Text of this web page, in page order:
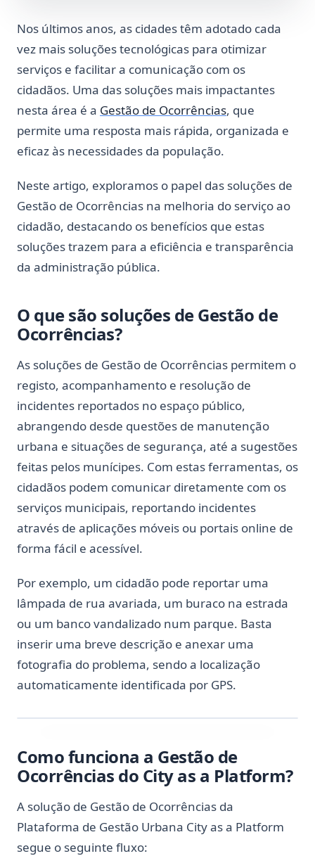
Nos últimos anos, as cidades têm adotado cada
vez mais soluções tecnológicas para otimizar
serviços e facilitar a comunicação com os
cidadãos. Uma das soluções mais impactantes
nesta área é a Gestão de Ocorrências, que
permite uma resposta mais rápida, organizada e
eficaz às necessidades da população.
Neste artigo, exploramos o papel das soluções de
Gestão de Ocorrências na melhoria do serviço ao
cidadão, destacando os benefícios que estas
soluções trazem para a eficiência e transparência
da administração pública.
O que são soluções de Gestão de
Ocorrências?
As soluções de Gestão de Ocorrências permitem o
registo, acompanhamento e resolução de
incidentes reportados no espaço público,
abrangendo desde questões de manutenção
urbana e situações de segurança, até a sugestões
feitas pelos munícipes. Com estas ferramentas, os
cidadãos podem comunicar diretamente com os
serviços municipais, reportando incidentes
através de aplicações móveis ou portais online de
forma fácil e acessível.
Por exemplo, um cidadão pode reportar uma
lâmpada de rua avariada, um buraco na estrada
ou um banco vandalizado num parque. Basta
inserir uma breve descrição e anexar uma
fotografia do problema, sendo a localização
automaticamente identificada por GPS.
Como funciona a Gestão de
Ocorrências do City as a Platform?
A solução de Gestão de Ocorrências da
Plataforma de Gestão Urbana City as a Platform
segue o seguinte fluxo: